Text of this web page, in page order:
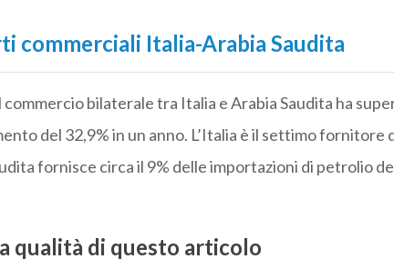
commerciali Italia-Arabia Saudita
commercio bilaterale tra Italia e Arabia Saudita ha
del 32,9% in un anno. L’Italia è il settimo fornitore
fornisce circa il 9% delle importazioni di petrolio
qualità di questo articolo